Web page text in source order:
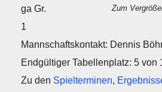
Zum
ga Gr.
1
Mannschaftskontakt: Dennis
Endgültiger Tabellenplatz: 5 von
Zu den Spielterminen,